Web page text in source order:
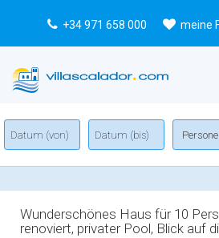
meine
+34 971 658 000
Wunderschönes Haus für 10
renoviert, privater Pool, Blick auf